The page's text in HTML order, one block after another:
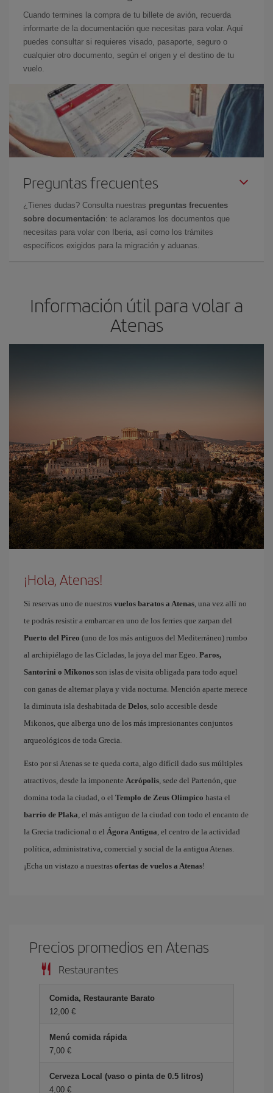
Cuando termines la compra de tu billete de avión, recuerda
informarte de la documentación que necesitas para volar. Aquí
puedes consultar si requieres visado, pasaporte, seguro o
cualquier otro documento, según el origen y el destino de tu
vuelo.
Preguntas frecuentes
¿Tienes dudas? Consulta nuestras preguntas frecuentes
sobre documentación: te aclaramos los documentos que
necesitas para volar con Iberia, así como los trámites
específicos exigidos para la migración y aduanas.
Información útil para volar a
Atenas
¡Hola, Atenas!
Si reservas uno de nuestros vuelos baratos a Atenas, una vez allí no
te podrás resistir a embarcar en uno de los ferries que zarpan del
Puerto del Pireo (uno de los más antiguos del Mediterráneo) rumbo
al archipiélago de las Cícladas, la joya del mar Egeo. Paros,
Santorini o Míkonos son islas de visita obligada para todo aquel
con ganas de alternar playa y vida nocturna. Mención aparte merece
la diminuta isla deshabitada de Delos, solo accesible desde
Mikonos, que alberga uno de los más impresionantes conjuntos
arqueológicos de toda Grecia.
Esto por si Atenas se te queda corta, algo difícil dado sus múltiples
atractivos, desde la imponente Acrópolis, sede del Partenón, que
domina toda la ciudad, o el Templo de Zeus Olímpico hasta el
barrio de Plaka, el más antiguo de la ciudad con todo el encanto de
la Grecia tradicional o el Ágora Antigua, el centro de la actividad
política, administrativa, comercial y social de la antigua Atenas.
¡Echa un vistazo a nuestras ofertas de vuelos a Atenas!
Precios promedios en Atenas
Restaurantes
Comida, Restaurante Barato
12,00 €
Menú comida rápida
7,00 €
Cerveza Local (vaso o pinta de 0.5 litros)
4,00 €